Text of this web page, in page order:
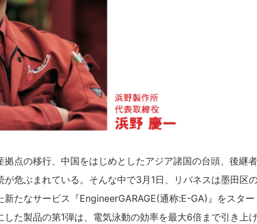
拠点の移行、中国をはじめとしたアジア諸国の台頭、後継
が危ぶまれている。そんな中で3月1日、リバネスは墨田区
新たなサービス『EngineerGARAGE(通称:E-GA)』をスタ
た製品の第1弾は、電気泳動の効率を最大6倍まで引き上げ